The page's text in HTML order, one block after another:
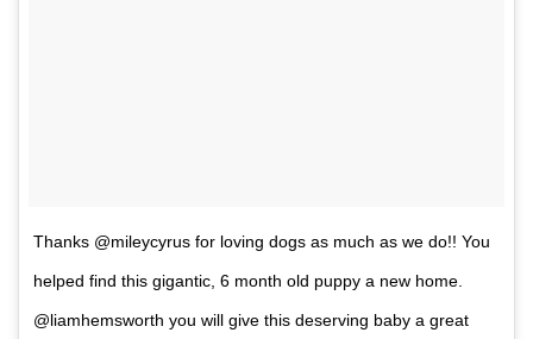
Thanks @mileycyrus for loving dogs as much as we do!! You
helped find this gigantic, 6 month old puppy a new home.
@liamhemsworth you will give this deserving baby a great